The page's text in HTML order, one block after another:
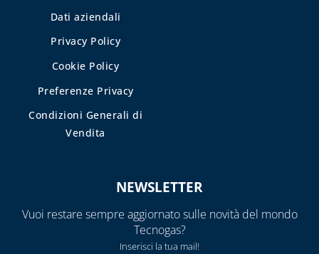
Dati aziendali
Privacy Policy
Cookie Policy
Preferenze Privacy
Condizioni Generali di
Vendita
NEWSLETTER
Vuoi restare sempre aggiornato sulle novità del mondo
Tecnogas?
Inserisci la tua mail!